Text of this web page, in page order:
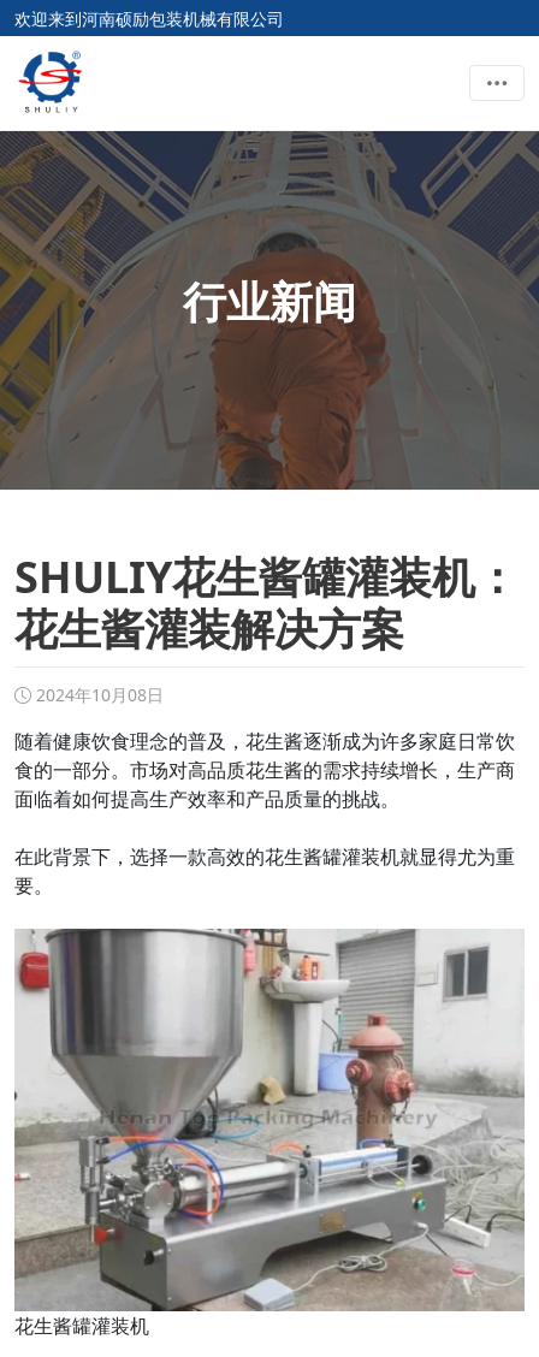
欢迎来到河南硕励包装机械有限公司
行业新闻
SHULIY花生酱罐灌装机：
花生酱灌装解决方案
2024年10月08日
随着健康饮食理念的普及，花生酱逐渐成为许多家庭日常饮
食的一部分。市场对高品质花生酱的需求持续增长，生产商
面临着如何提高生产效率和产品质量的挑战。
在此背景下，选择一款高效的花生酱罐灌装机就显得尤为重
要。
花生酱罐灌装机